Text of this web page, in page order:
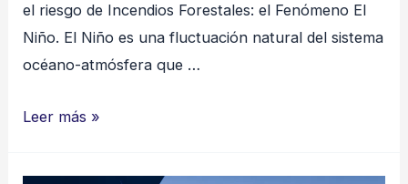
el riesgo de Incendios Forestales: el Fenómeno El
Niño. El Niño es una fluctuación natural del sistema
océano-atmósfera que …
Cómo
Leer más »